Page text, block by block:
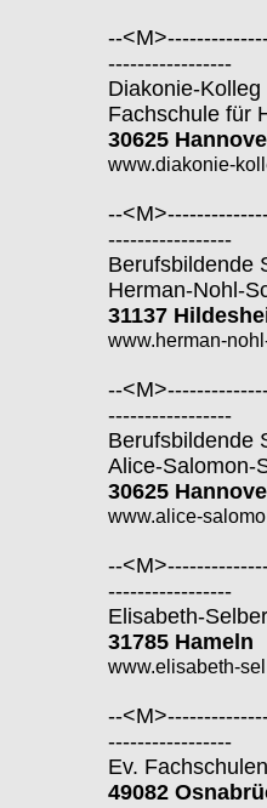
--
-----------------
Diakonie-
Fachschule für
30625
www.diakonie-
--
-----------------
Berufsbildende
Herman-Nohl-
31137
www.herman-
--
-----------------
Berufsbildende
Alice-Salomon-
30625
www.alice-
--
-----------------
Elisabeth-
31785 Hameln
www.elisabeth-
--
-----------------
Ev.
49082